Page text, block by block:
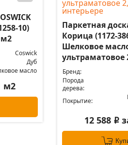
10)
Coswick
Дуб
масло
м2
Паркетная
Корица (1172-
Шелковое
ультраматовое
Бренд:
Порода
дерева:
Покрытие:
12 588 i